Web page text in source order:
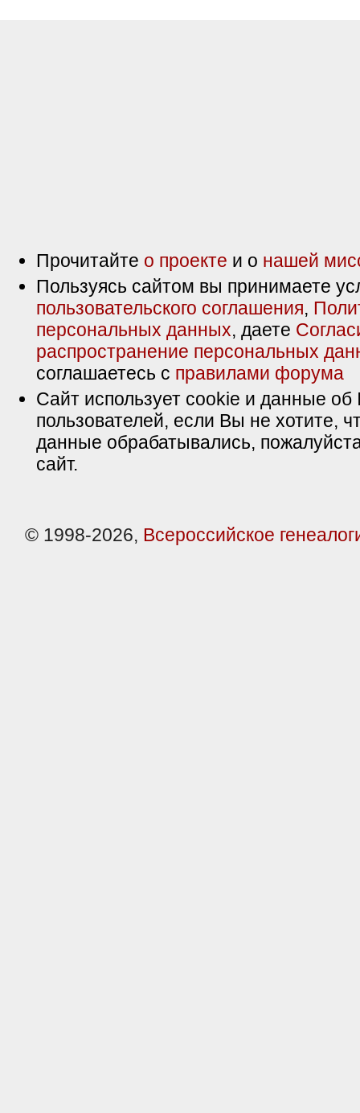
Прочитайте о проекте и о нашей
Пользуясь сайтом вы принимаете
пользовательского соглашения,
персональных данных, даете
распространение персональных
соглашаетесь с правилами форума
Сайт использует cookie и данные об
пользователей, если Вы не хотите,
данные обрабатывались,
сайт.
© 1998-2026, Всероссийское